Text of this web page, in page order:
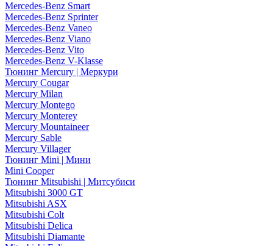
Mercedes-Benz Smart
Mercedes-Benz Sprinter
Mercedes-Benz Vaneo
Mercedes-Benz Viano
Mercedes-Benz Vito
Mercedes-Benz V-Klasse
Тюнинг Mercury | Меркури
Mercury Cougar
Mercury Milan
Mercury Montego
Mercury Monterey
Mercury Mountaineer
Mercury Sable
Mercury Villager
Тюнинг Mini | Мини
Mini Cooper
Тюнинг Mitsubishi | Митсубиси
Mitsubishi 3000 GT
Mitsubishi ASX
Mitsubishi Colt
Mitsubishi Delica
Mitsubishi Diamante